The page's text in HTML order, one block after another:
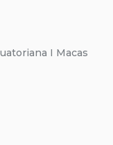
I Macas